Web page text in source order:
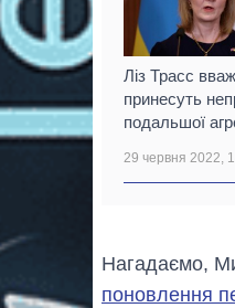
Ліз Трасс
принесуть
подальшої
29 червня 2022,
Нагадаємо,
поновлення